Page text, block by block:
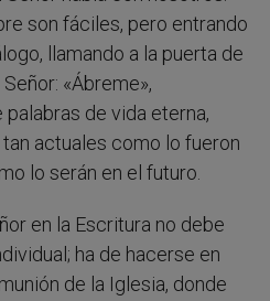
son fáciles, pero entrando
llamando a la puerta de
«Ábreme»,
de vida eterna,
actuales como lo fueron
lo serán en el futuro.
en la Escritura no debe
ha de hacerse en
de la Iglesia, donde